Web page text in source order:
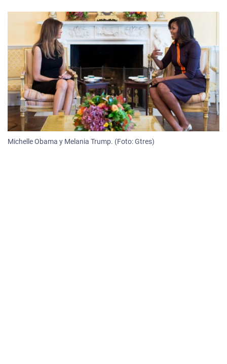
Michelle Obama y Melania Trump. (Foto: Gtres)